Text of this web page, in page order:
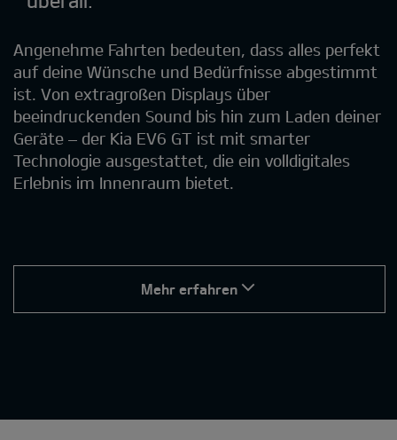
Angenehme Fahrten bedeuten, dass alles perfekt
auf deine Wünsche und Bedürfnisse abgestimmt
ist. Von extragroßen Displays über
beeindruckenden Sound bis hin zum Laden deiner
Geräte – der Kia EV6 GT ist mit smarter
Technologie ausgestattet, die ein volldigitales
Erlebnis im Innenraum bietet.
Mehr erfahren